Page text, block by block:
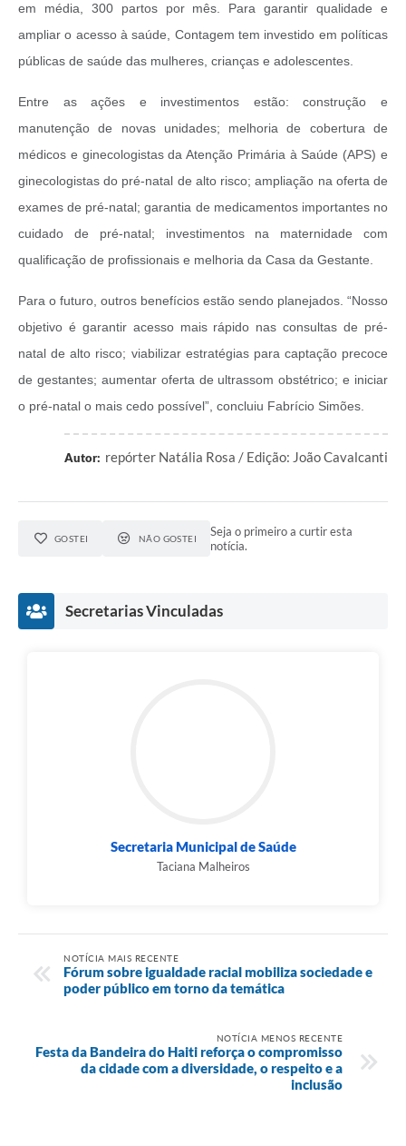
em média, 300 partos por mês. Para garantir qualidade e
ampliar o acesso à saúde, Contagem tem investido em políticas
públicas de saúde das mulheres, crianças e adolescentes.
Entre as ações e investimentos estão: construção e
manutenção de novas unidades; melhoria de cobertura de
médicos e ginecologistas da Atenção Primária à Saúde (APS) e
ginecologistas do pré-natal de alto risco; ampliação na oferta de
exames de pré-natal; garantia de medicamentos importantes no
cuidado de pré-natal; investimentos na maternidade com
qualificação de profissionais e melhoria da Casa da Gestante.
Para o futuro, outros benefícios estão sendo planejados. “Nosso
objetivo é garantir acesso mais rápido nas consultas de pré-
natal de alto risco; viabilizar estratégias para captação precoce
de gestantes; aumentar oferta de ultrassom obstétrico; e iniciar
o pré-natal o mais cedo possível”, concluiu Fabrício Simões.
Autor: repórter Natália Rosa / Edição: João Cavalcanti
GOSTEI NÃO GOSTEI
Seja o primeiro a curtir esta
notícia.
Secretarias Vinculadas
Secretaria Municipal de Saúde
Taciana Malheiros
NOTÍCIA MAIS RECENTE
Fórum sobre igualdade racial mobiliza sociedade e
poder público em torno da temática
NOTÍCIA MENOS RECENTE
Festa da Bandeira do Haiti reforça o compromisso
da cidade com a diversidade, o respeito e a
inclusão